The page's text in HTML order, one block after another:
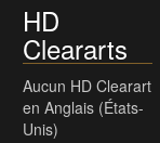
HD
Cleararts
Aucun HD Clearart
en Anglais (États-
Unis)